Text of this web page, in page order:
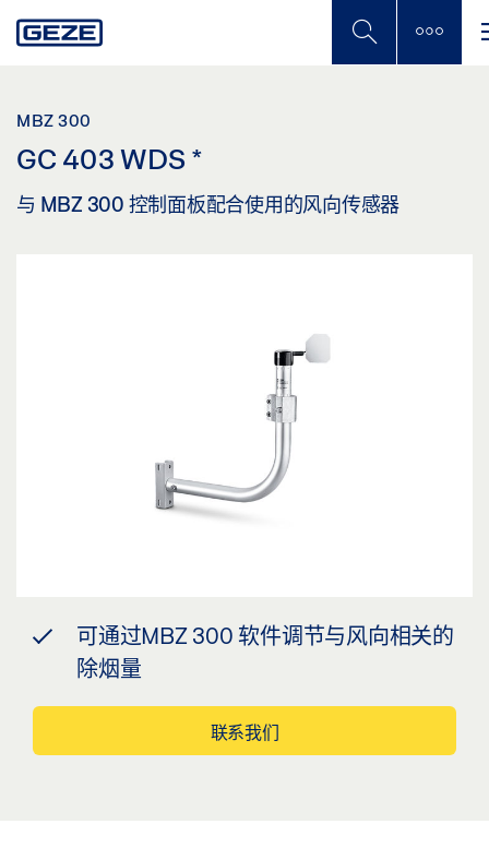
to
MBZ 300
GC 403 WDS *
与 MBZ 300 控制面板配合使用的风向传感器
可通过MBZ 300 软件调节与风向相关的
除烟量
联系我们